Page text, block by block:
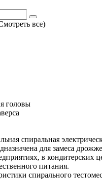
все)
головы
спиральная
для замеса
в кондитерских
питания.
спирального